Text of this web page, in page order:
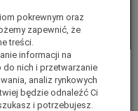
szklanego
Giant 19303EN
pokrewnym oraz
zapewnić, że
treści.
informacji na
nich i przetwarzanie
analiz rynkowych
będzie odnaleźć Ci
i potrzebujesz.